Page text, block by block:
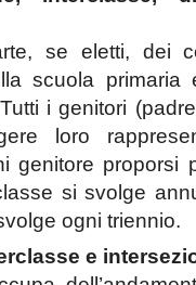
se eletti, dei
scuola primaria
i genitori
loro
genitore proporsi
si svolge
ogni triennio.
e